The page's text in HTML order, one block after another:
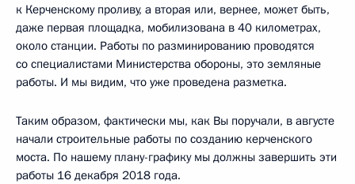
к Керченскому проливу, а вторая или, вернее, может быть,
даже первая площадка, мобилизована в 40 километрах,
около станции. Работы по разминированию проводятся
со специалистами Министерства обороны, это земляные
работы. И мы видим, что уже проведена разметка.
Таким образом, фактически мы, как Вы поручали, в августе
начали строительные работы по созданию керченского
моста. По нашему плану-графику мы должны завершить эти
работы 16 декабря 2018 года.